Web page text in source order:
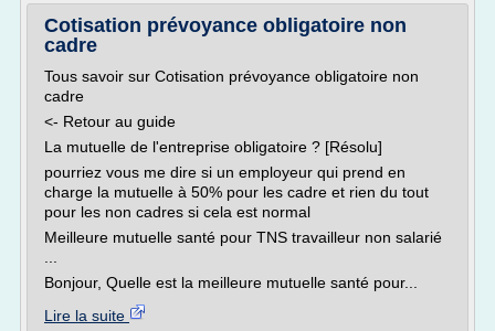
Cotisation prévoyance obligatoire non
cadre
Tous savoir sur Cotisation prévoyance obligatoire non
cadre
<- Retour au guide
La mutuelle de l'entreprise obligatoire ? [Résolu]
pourriez vous me dire si un employeur qui prend en
charge la mutuelle à 50% pour les cadre et rien du tout
pour les non cadres si cela est normal
Meilleure mutuelle santé pour TNS travailleur non salarié
Bonjour, Quelle est la meilleure mutuelle santé pour...
Lire la suite